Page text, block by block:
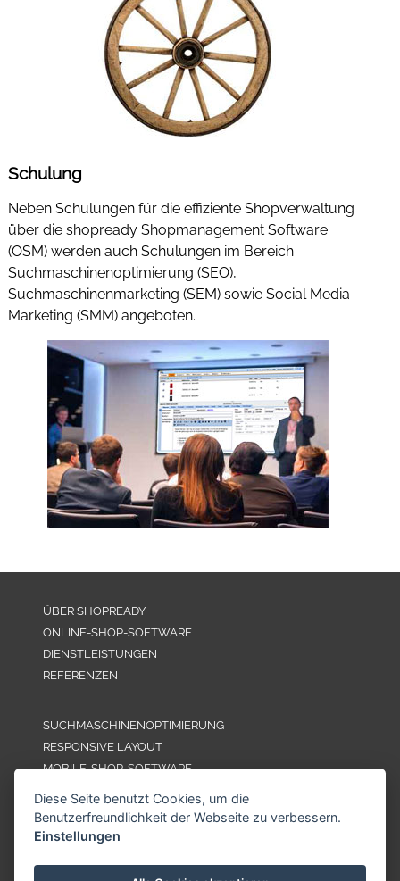
Schulung
Neben Schulungen für die effiziente Shopverwaltung
über die shopready Shopmanagement Software
(OSM) werden auch Schulungen im Bereich
Suchmaschinenoptimierung (SEO),
Suchmaschinenmarketing (SEM) sowie Social Media
Marketing (SMM) angeboten.
ÜBER SHOPREADY
ONLINE-SHOP-SOFTWARE
DIENSTLEISTUNGEN
REFERENZEN
SUCHMASCHINENOPTIMIERUNG
RESPONSIVE LAYOUT
MOBILE-SHOP-SOFTWARE
DOKUMENTATION
Diese Seite benutzt Cookies, um die
Benutzerfreundlichkeit der Webseite zu verbessern.
Einstellungen